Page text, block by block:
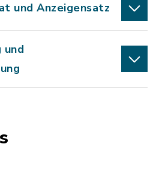
und Anzeigensatz